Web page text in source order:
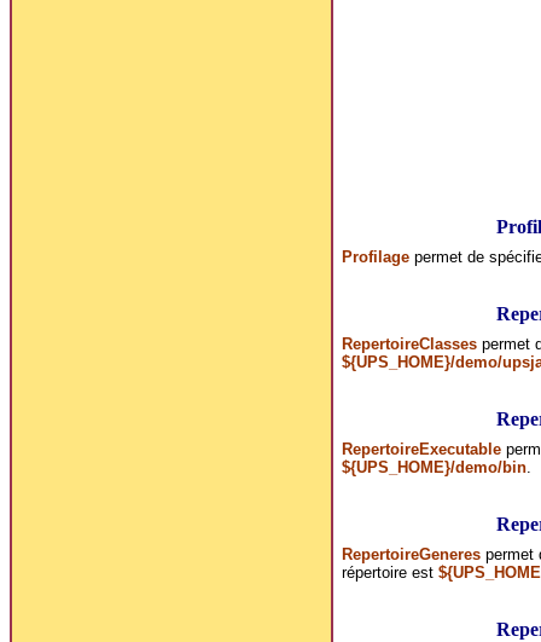
Profilagepermet de
RepertoireClassespermet
${UPS_HOME}/demo/
RepertoireExecutable
${UPS_HOME}/demo/bin.
RepertoireGenerespermet
répertoire est